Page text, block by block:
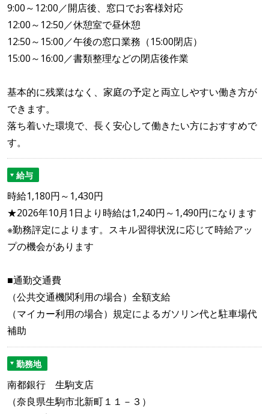
9:00～12:00／開店後、窓口でお客様対応
12:00～12:50／休憩室で昼休憩
12:50～15:00／午後の窓口業務（15:00閉店）
15:00～16:00／書類整理などの閉店後作業
基本的に残業はなく、家庭の予定と両立しやすい働き方が
できます。
落ち着いた環境で、長く安心して働きたい方におすすめで
す。
給与
時給1,180円～1,430円
★2026年10月1日より時給は1,240円～1,490円になります
※勤務評定によります。スキル習得状況に応じて時給アッ
プの機会があります
■通勤交通費
（公共交通機関利用の場合）全額支給
（マイカー利用の場合）規定によるガソリン代と駐車場代
補助
勤務地
南都銀行 生駒支店
（奈良県生駒市北新町１１－３）